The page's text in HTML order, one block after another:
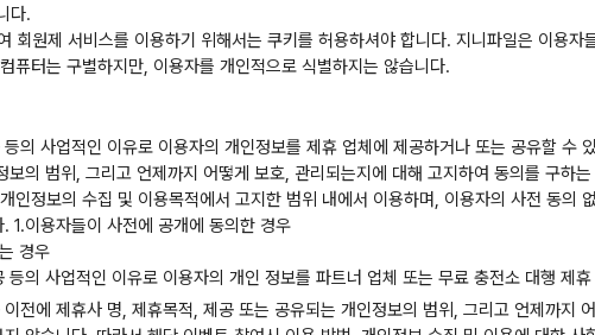
다.
원제 서비스를 이용하기 위해서는 쿠키를 허용하셔야 합니다. 지니파일은 이용자
퓨터는 구별하지만, 이용자를 개인적으로 식별하지는 않습니다.
의 사업적인 이유로 이용자의 개인정보를 제휴 업체에 제공하거나 또는 공유할 수
의 범위, 그리고 언제까지 어떻게 보호, 관리되는지에 대해 고지하여 동의를 구하
인정보의 수집 및 이용목적에서 고지한 범위 내에서 이용하며, 이용자의 사전 동의
1.이용자들이 사전에 공개에 동의한 경우
경우
의 사업적인 이유로 이용자의 개인 정보를 파트너 업체 또는 무료 충전소 대행 제
전에 제휴사 명, 제휴목적, 제공 또는 공유되는 개인정보의 범위, 그리고 언제까지